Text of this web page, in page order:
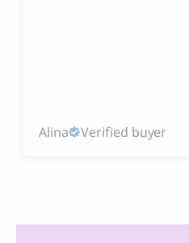
Alina Verified buyer